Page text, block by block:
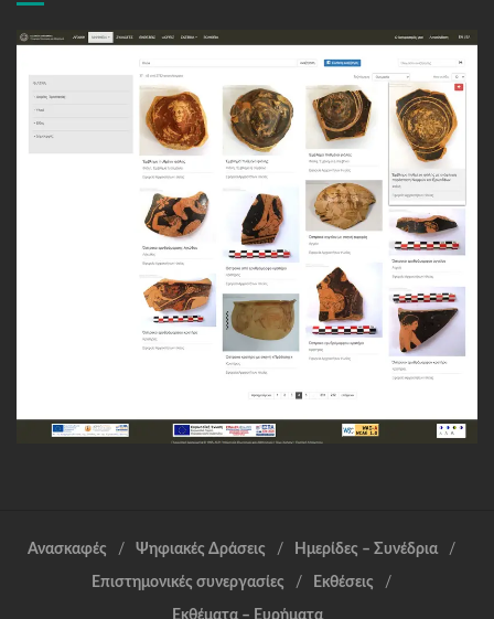
Ανασκαφές Ψηφιακές Δράσεις Ημερίδες – Συνέδρια
Επιστημονικές συνεργασίες Εκθέσεις
Εκθέματα – Ευρήματα